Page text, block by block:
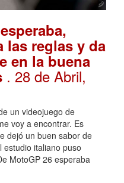
las reglas y da
en la buena
. 28 de Abril,
un videojuego de
voy a encontrar. Es
dejó un buen sabor de
italiano puso
MotoGP 26 esperaba